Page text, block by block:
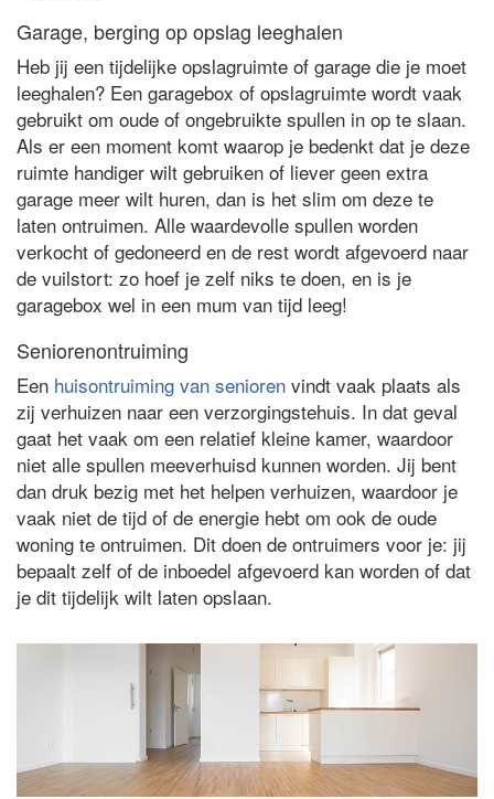
Garage, berging op opslag leeghalen
Heb jij een tijdelijke opslagruimte of garage die je moet
leeghalen? Een garagebox of opslagruimte wordt vaak
gebruikt om oude of ongebruikte spullen in op te slaan.
Als er een moment komt waarop je bedenkt dat je deze
ruimte handiger wilt gebruiken of liever geen extra
garage meer wilt huren, dan is het slim om deze te
laten ontruimen. Alle waardevolle spullen worden
verkocht of gedoneerd en de rest wordt afgevoerd naar
de vuilstort: zo hoef je zelf niks te doen, en is je
garagebox wel in een mum van tijd leeg!
Seniorenontruiming
Een huisontruiming van senioren vindt vaak plaats als
zij verhuizen naar een verzorgingstehuis. In dat geval
gaat het vaak om een relatief kleine kamer, waardoor
niet alle spullen meeverhuisd kunnen worden. Jij bent
dan druk bezig met het helpen verhuizen, waardoor je
vaak niet de tijd of de energie hebt om ook de oude
woning te ontruimen. Dit doen de ontruimers voor je: jij
bepaalt zelf of de inboedel afgevoerd kan worden of dat
je dit tijdelijk wilt laten opslaan.